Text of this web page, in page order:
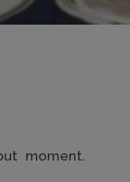
moment.